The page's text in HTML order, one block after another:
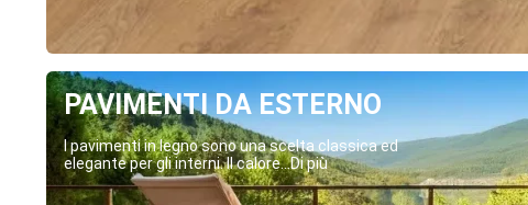
PAVIMENTI DA ESTERNO
I pavimenti in legno sono una scelta classica ed
elegante per gli interni. Il calore...Di più